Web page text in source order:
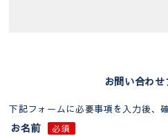
お問い合わ
下記フォームに必要事項を入力後、
お名前 必須